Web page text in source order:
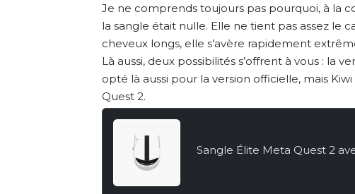
Je ne comprends toujours pas pourquoi, à la
la sangle était nulle. Elle ne tient pas assez le
cheveux longs, elle s’avère rapidement
Là aussi, deux possibilités s’offrent à vous : la
opté là aussi pour la version officielle, mais
Quest 2.
Sangle Élite Meta Quest 2